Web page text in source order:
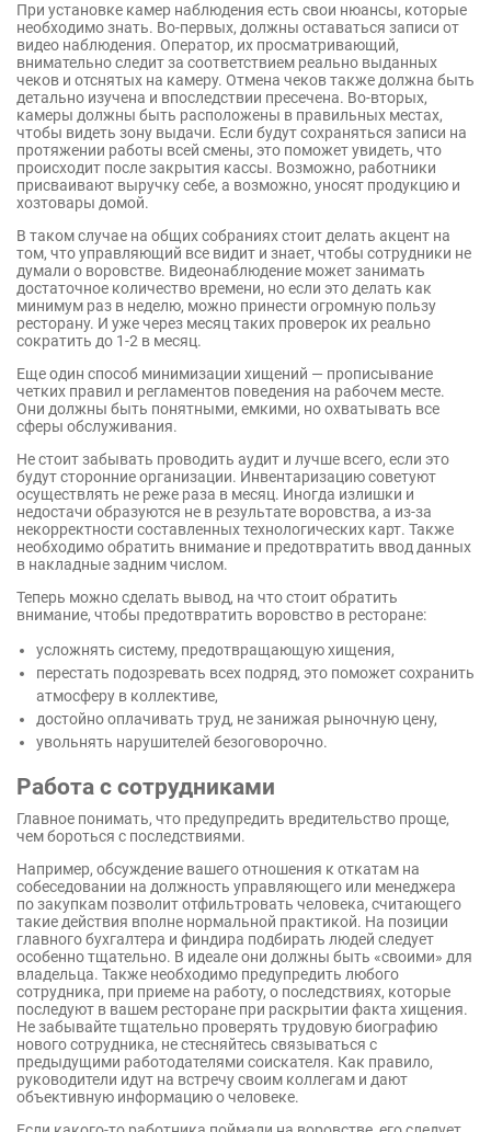
При установке камер наблюдения есть свои нюансы, которые
необходимо знать. Во-первых, должны оставаться записи от
видео наблюдения. Оператор, их просматривающий,
внимательно следит за соответствием реально выданных
чеков и отснятых на камеру. Отмена чеков также должна быть
детально изучена и впоследствии пресечена. Во-вторых,
камеры должны быть расположены в правильных местах,
чтобы видеть зону выдачи. Если будут сохраняться записи на
протяжении работы всей смены, это поможет увидеть, что
происходит после закрытия кассы. Возможно, работники
присваивают выручку себе, а возможно, уносят продукцию и
хозтовары домой.
В таком случае на общих собраниях стоит делать акцент на
том, что управляющий все видит и знает, чтобы сотрудники не
думали о воровстве. Видеонаблюдение может занимать
достаточное количество времени, но если это делать как
минимум раз в неделю, можно принести огромную пользу
ресторану. И уже через месяц таких проверок их реально
сократить до 1-2 в месяц.
Еще один способ минимизации хищений — прописывание
четких правил и регламентов поведения на рабочем месте.
Они должны быть понятными, емкими, но охватывать все
сферы обслуживания.
Не стоит забывать проводить аудит и лучше всего, если это
будут сторонние организации. Инвентаризацию советуют
осуществлять не реже раза в месяц. Иногда излишки и
недостачи образуются не в результате воровства, а из-за
некорректности составленных технологических карт. Также
необходимо обратить внимание и предотвратить ввод данных
в накладные задним числом.
Теперь можно сделать вывод, на что стоит обратить
внимание, чтобы предотвратить воровство в ресторане:
усложнять систему, предотвращающую хищения,
перестать подозревать всех подряд, это поможет сохранить
атмосферу в коллективе,
достойно оплачивать труд, не занижая рыночную цену,
увольнять нарушителей безоговорочно.
Работа с сотрудниками
Главное понимать, что предупредить вредительство проще,
чем бороться с последствиями.
Например, обсуждение вашего отношения к откатам на
собеседовании на должность управляющего или менеджера
по закупкам позволит отфильтровать человека, считающего
такие действия вполне нормальной практикой. На позиции
главного бухгалтера и финдира подбирать людей следует
особенно тщательно. В идеале они должны быть «своими» для
владельца. Также необходимо предупредить любого
сотрудника, при приеме на работу, о последствиях, которые
последуют в вашем ресторане при раскрытии факта хищения.
Не забывайте тщательно проверять трудовую биографию
нового сотрудника, не стесняйтесь связываться с
предыдущими работодателями соискателя. Как правило,
руководители идут на встречу своим коллегам и дают
объективную информацию о человеке.